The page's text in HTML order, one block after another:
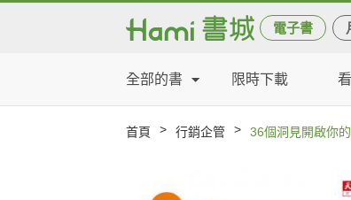
電子書
全部的書 限時下載
首頁 > 行銷企管 > 36個洞見開啟你